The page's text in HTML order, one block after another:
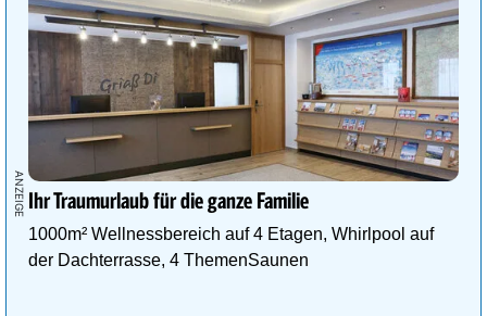
Ihr Traumurlaub für die ganze Familie
1000m² Wellnessbereich auf 4 Etagen, Whirlpool auf
der Dachterrasse, 4 ThemenSaunen